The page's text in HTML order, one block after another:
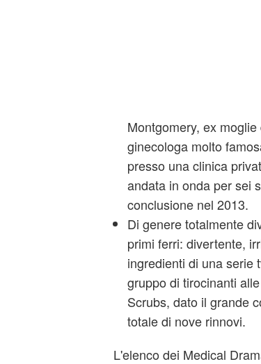
prima linea. Questa
pronto soccorso della
Private Practice: spin
Montgomery, ex
ginecologa molto
presso una clinica
andata in onda per sei
conclusione nel 2013.
Di genere totalmente
primi ferri: divertente,
ingredienti di una serie
gruppo di tirocinanti
Scrubs, dato il grande
totale di nove rinnovi.
L'elenco dei Medical